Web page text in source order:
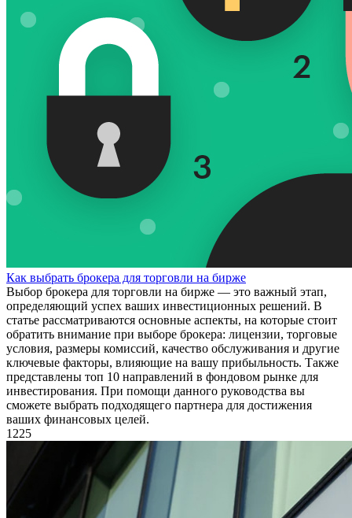
Как выбрать брокера для торговли на бирже
Выбор брокера для торговли на бирже — это важный этап,
определяющий успех ваших инвестиционных решений. В
статье рассматриваются основные аспекты, на которые стоит
обратить внимание при выборе брокера: лицензии, торговые
условия, размеры комиссий, качество обслуживания и другие
ключевые факторы, влияющие на вашу прибыльность. Также
представлены топ 10 направлений в фондовом рынке для
инвестирования. При помощи данного руководства вы
сможете выбрать подходящего партнера для достижения
ваших финансовых целей.
1225